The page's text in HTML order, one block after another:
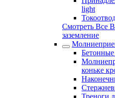
light
Смотреть Все
заземление
коньке
Треноги